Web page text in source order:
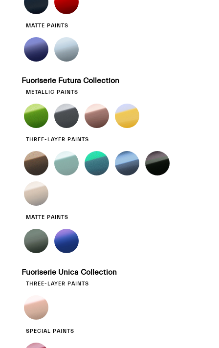
MATTE PAINTS
Fuoriserie Futura Collection
METALLIC PAINTS
THREE-LAYER PAINTS
MATTE PAINTS
Fuoriserie Unica Collection
THREE-LAYER PAINTS
SPECIAL PAINTS